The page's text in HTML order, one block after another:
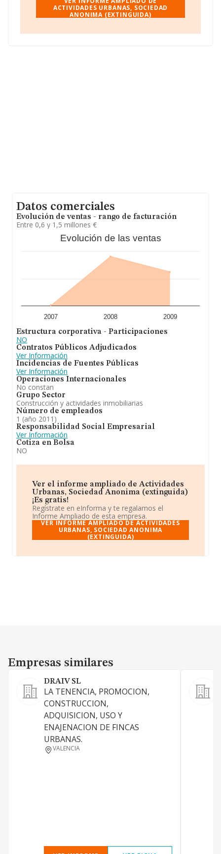
(46018), en el municipio de Valencia, Comunidad
Valenciana.
En relación con el sector y disponiendo de los datos de
ACTIVIDADES URBANAS, SOCIEDAD
ANONIMA (EXTINGUIDA)
Datos comerciales
Evolución de ventas - rango de facturación
Entre 0,6 y 1,5 millones €
Evolución de las ventas
2007 2008 2009
Estructura corporativa - Participaciones
NO
Contratos Públicos Adjudicados
Ver Información
Incidencias de Fuentes Públicas
Ver Información
Operaciones Internacionales
No constan
Grupo Sector
Construcción y actividades inmobiliarias
Número de empleados
1 (año 2011)
Responsabilidad Social Empresarial
Ver Información
Cotiza en Bolsa
NO
Ver el informe ampliado de Actividades
Urbanas, Sociedad Anonima (extinguida)
¡Es gratis!
Regístrate en eInforma y te regalamos el
Informe Ampliado de esta empresa.
VER INFORME AMPLIADO DE ACTIVIDADES
URBANAS, SOCIEDAD ANONIMA
(EXTINGUIDA)
Empresas similares
Empresas similares
DRAIV SL
LA TENENCIA, PROMOCION,
CONSTRUCCION,
ADQUISICION, USO Y
ENAJENACION DE FINCAS
URBANAS.
VALENCIA